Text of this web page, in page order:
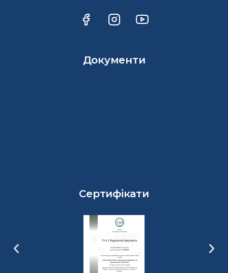
Документи
Сертифікати